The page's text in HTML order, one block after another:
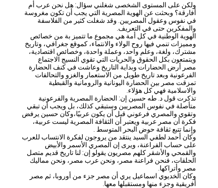
ولكن على المستوى الشخصى شغلني سؤال: هل نحن عرب أم
أفارقة؟ وبحثت عن الهوية المصرية التي يجب أن تكون مغروسة
في نفوس وعقول المصريين. وقد شغلت كثير من الفلاسفة
والمفكرين حتى في التعريف.
الهوية الوطنية في كل أمة هي مجموع ما تتميز بة من خصائص
ومميزات تنمي فيها روح الولاء والانتماء، كموقع جغرافي، وتاريخ
مشترك، ولغة، وعلم واحد، وعملة واحدة، وخصائص اقتصادية،
ويتمتعون بكل الحقوق والحريات التي تقوي النسيج الاجتماع
مصر أرض الحضارات وبداية التاريخ وعاشت في كنف الحضارة
الفرعونية وبعد تاريخ طويل من الاستعمار والغزو والتحالفات
تمزقت مصر بين الحضارة اليونانية والرومانية والقبطية
والاسلامية فهي كل هؤلاء.
تذكرت قول د. طه حسين إن: الحضارة المصرية والفرعونية
متأصلة في نفوس المصريين وستبقي كذلك، بل ويجب أن تبقي
وتقوي والمصري فرعوني قبل أن يكون عربيًا،وكان حسين يرفض
فكرة أن مصر عربية ويعتبر أن الثقافة المصرية ليست عربية،
وإنما تتبع ثقافة حوض البحر المتوسط .
وكان أحمد لطفي السيد ينتقد من يروجون لفكرة الانتساب للعرب
على حساب الفراعنة، ويرى إن المصري الأسمر والأبيض
والقمحي والأشقر كلهم مصريون يقولو إن: لنا تاريخ قديم متصل
الحلقات، فنحن فراعنة مصر، ونحن عرب مصر، ونحن مماليك
مصر وأتراكها.
وكان الخديوي اسماعيل يري أن مصر جزء من أوروبا، ثم مصر
أفريقية وجزء منها ومستقبلها معها.